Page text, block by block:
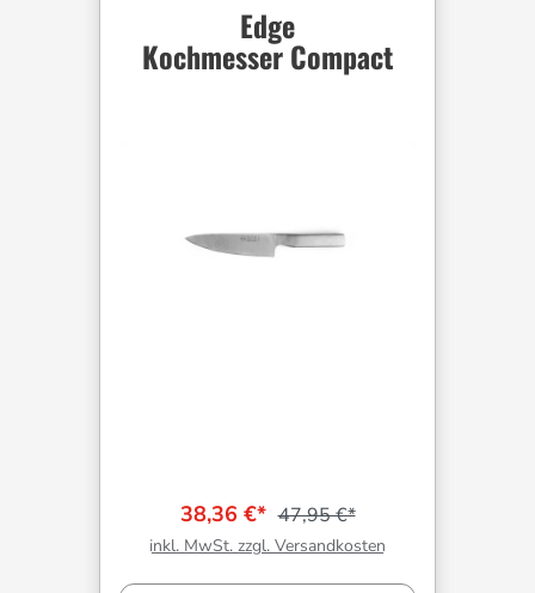
Edge
Kochmesser Compact
38,36 €* 47,95 €*
inkl. MwSt. zzgl. Versandkosten